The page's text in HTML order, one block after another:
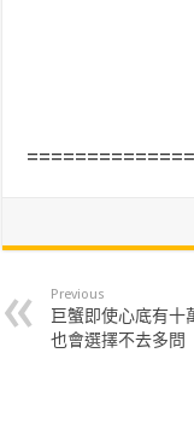
Previous
巨蟹即使心底有十
也會選擇不去多問